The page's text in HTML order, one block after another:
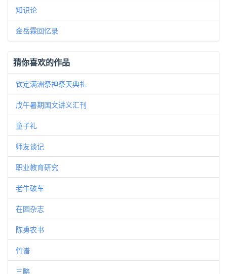
知识论
金岳霖回忆录
猜你喜欢的作品
钦定满洲祭神祭天典礼
戊午暑期国文讲义汇刊
童子礼
师友谈记
职业教育研究
老牛破车
在园杂志
陈旉农书
竹谱
三略